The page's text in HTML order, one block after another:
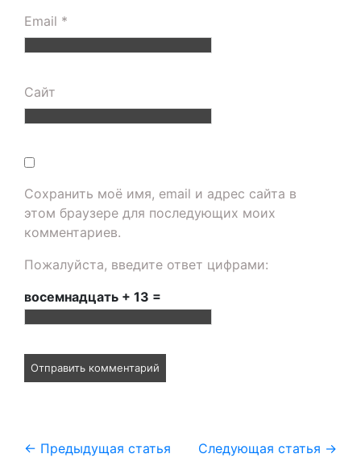
Email *
Сайт
Сохранить моё имя, email и адрес сайта в
этом браузере для последующих моих
комментариев.
Пожалуйста, введите ответ цифрами:
восемнадцать + 13 =
← Предыдущая статья Следующая статья →